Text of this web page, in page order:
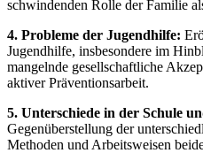
schwindenden Rolle der Familie
4. Probleme der Jugendhilfe:
Jugendhilfe, insbesondere im
mangelnde gesellschaftliche
aktiver Präventionsarbeit.
5. Unterschiede in der Schule
Gegenüberstellung der
Methoden und Arbeitsweisen